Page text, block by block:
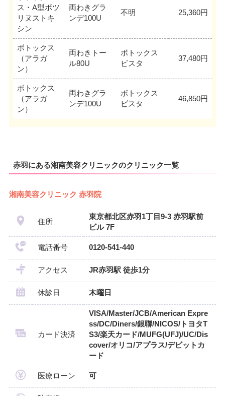
ス・A型ボツ
リヌストキ
シン
両わきグラ
ンデ100U
不明 25,360円
ボトックス
（アラガ
ン）
両わきトー
ル80U
ボトックス
ビスタ
37,480円
ボトックス
（アラガ
ン）
両わきグラ
ンデ100U
ボトックス
ビスタ
46,850円
赤羽にある湘南美容クリニックのクリニック一覧
湘南美容クリニック 赤羽院
住所
東京都北区赤羽1丁目9-3 赤羽駅前
ビル 7F
電話番号 0120-541-440
アクセス JR赤羽駅 徒歩1分
休診日 木曜日
カード決済
VISA/Master/JCB/American Expre
ss/DC/Diners/銀聯/NICOS/トヨタT
S3/楽天カード/MUFG(UFJ)/UC/Dis
cover/オリコ/アプラス/デビットカ
ード
医療ローン 可